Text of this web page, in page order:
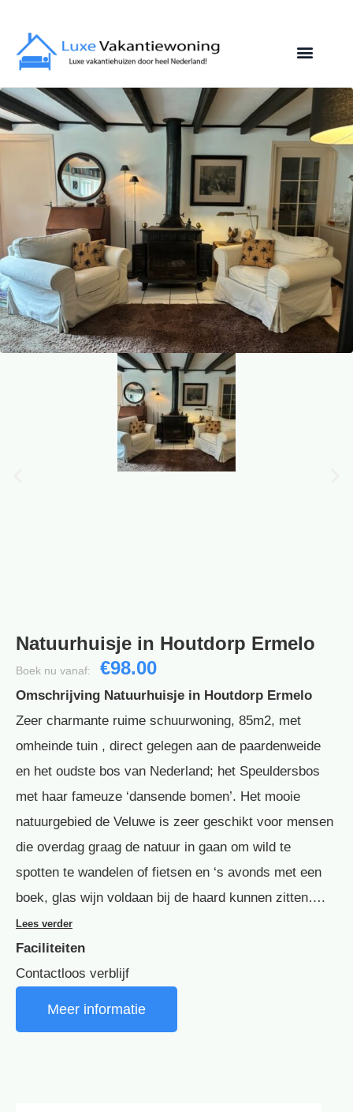
Natuurhuisje in Houtdorp Ermelo
Boek nu vanaf: €98.00
Omschrijving Natuurhuisje in Houtdorp Ermelo
Zeer charmante ruime schuurwoning, 85m2, met
omheinde tuin , direct gelegen aan de paardenweide
en het oudste bos van Nederland; het Speuldersbos
met haar fameuze ‘dansende bomen’. Het mooie
natuurgebied de Veluwe is zeer geschikt voor mensen
die overdag graag de natuur in gaan om wild te
spotten te wandelen of fietsen en ‘s avonds met een
boek, glas wijn voldaan bij de haard kunnen zitten….
Lees verder
Faciliteiten
Contactloos verblijf
Meer informatie